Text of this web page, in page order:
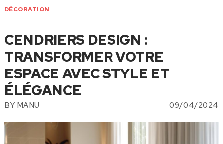
DÉCORATION
CENDRIERS DESIGN :
TRANSFORMER VOTRE
ESPACE AVEC STYLE ET
ÉLÉGANCE
BY MANU 09/04/2024